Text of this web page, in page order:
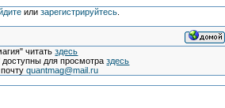
или зарегистрируйтесь.
читатьздесь
доступны для просмотраздесь
почтуquantmag@mail.ru